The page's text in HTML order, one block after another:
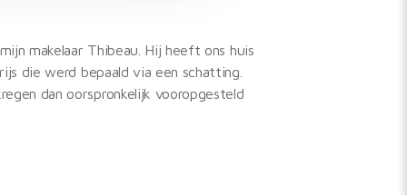
makelaar Thibeau. Hij heeft ons huis
die werd bepaald via een schatting.
dan oorspronkelijk vooropgesteld